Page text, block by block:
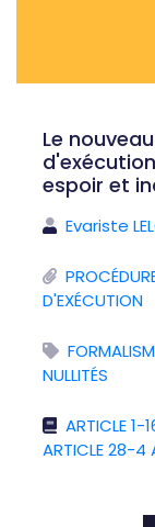
Le
espoir et
Evariste
D'EXÉCUTION
NULLITÉS
ARTICLE 1-
ARTICLE 28-4